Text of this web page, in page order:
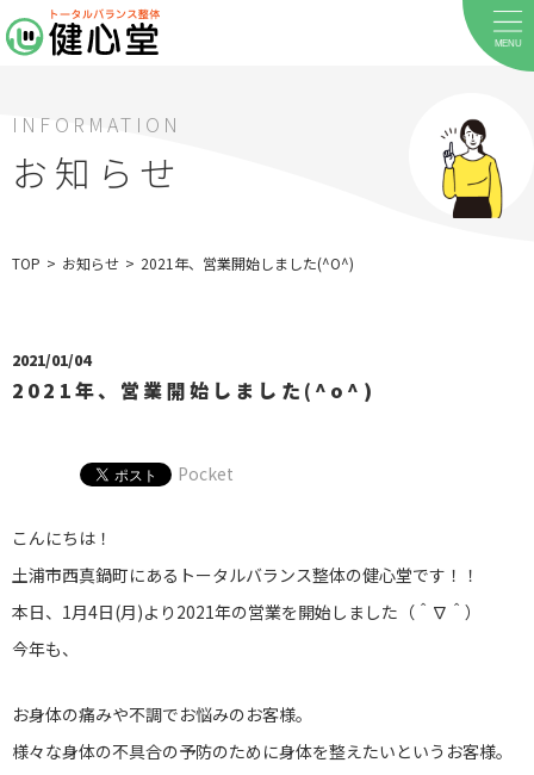
MENU
料金メニュー
店舗案内
お問い合わせ
INFORMATION
お知らせ
TOP > お知らせ > 2021年、営業開始しました(^O^)
2021/01/04
2021年、営業開始しました(^o^)
Pocket
こんにちは！
土浦市西真鍋町にあるトータルバランス整体の健心堂です！！
本日、1月4日(月)より2021年の営業を開始しました（＾∇＾）
今年も、
お身体の痛みや不調でお悩みのお客様。
様々な身体の不具合の予防のために身体を整えたいというお客様。